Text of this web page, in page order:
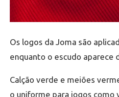
Os logos da Joma são
enquanto o escudo aparece
Calção verde e meiões
o uniforme para jogos como